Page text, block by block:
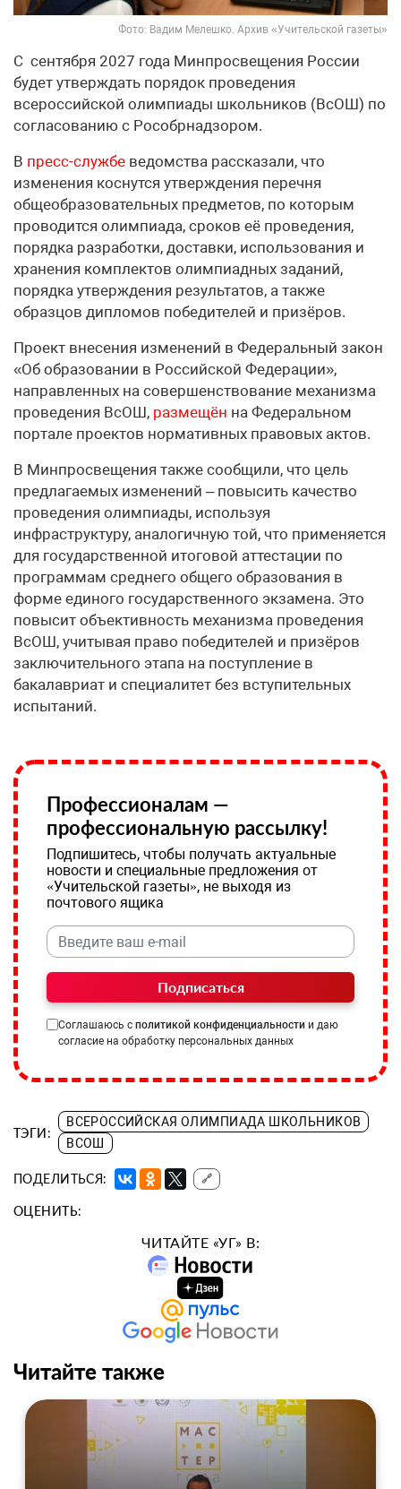
Фото: Вадим Мелешко. Архив «Учительской газеты»
С сентября 2027 года Минпросвещения России
будет утверждать порядок проведения
всероссийской олимпиады школьников (ВсОШ) по
согласованию с Рособрнадзором.
В пресс-службе ведомства рассказали, что
изменения коснутся утверждения перечня
общеобразовательных предметов, по которым
проводится олимпиада, сроков её проведения,
порядка разработки, доставки, использования и
хранения комплектов олимпиадных заданий,
порядка утверждения результатов, а также
образцов дипломов победителей и призёров.
Проект внесения изменений в Федеральный закон
«Об образовании в Российской Федерации»,
направленных на совершенствование механизма
проведения ВсОШ, размещён на Федеральном
портале проектов нормативных правовых актов.
В Минпросвещения также сообщили, что цель
предлагаемых изменений – повысить качество
проведения олимпиады, используя
инфраструктуру, аналогичную той, что применяется
для государственной итоговой аттестации по
программам среднего общего образования в
форме единого государственного экзамена. Это
повысит объективность механизма проведения
ВсОШ, учитывая право победителей и призёров
заключительного этапа на поступление в
бакалавриат и специалитет без вступительных
испытаний.
Профессионалам —
профессиональную рассылку!
Подпишитесь, чтобы получать актуальные
новости и специальные предложения от
«Учительской газеты», не выходя из
почтового ящика
Подписаться
Соглашаюсь с политикой конфиденциальности и даю
согласие на обработку персональных данных
ТЭГИ:
ВСЕРОССИЙСКАЯ ОЛИМПИАДА ШКОЛЬНИКОВ
ВСОШ
ПОДЕЛИТЬСЯ: 🔗
ОЦЕНИТЬ:
ЧИТАЙТЕ «УГ» В:
Читайте также